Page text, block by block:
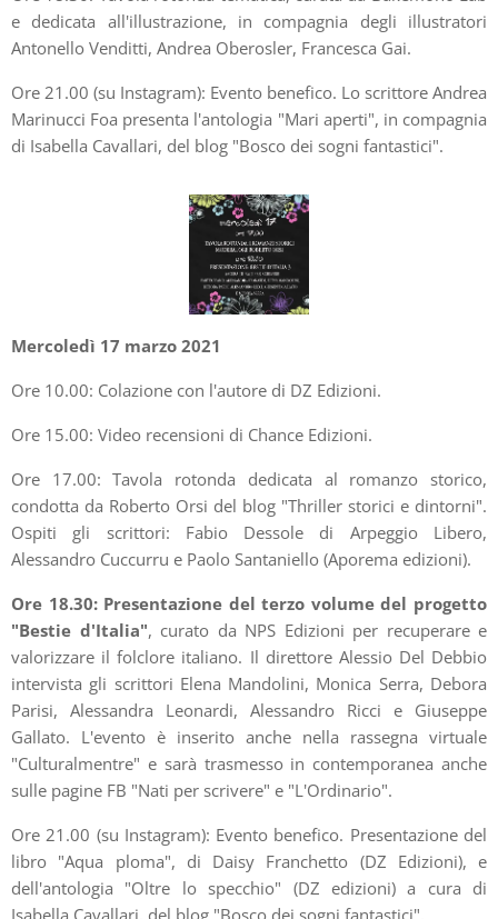
e dedicata all'illustrazione, in compagnia degli illustratori
Antonello Venditti, Andrea Oberosler, Francesca Gai.
Ore 21.00 (su Instagram): Evento benefico. Lo scrittore Andrea
Marinucci Foa presenta l'antologia "Mari aperti", in compagnia
di Isabella Cavallari, del blog "Bosco dei sogni fantastici".
Mercoledì 17 marzo 2021
Ore 10.00: Colazione con l'autore di DZ Edizioni.
Ore 15.00: Video recensioni di Chance Edizioni.
Ore 17.00: Tavola rotonda dedicata al romanzo storico,
condotta da Roberto Orsi del blog "Thriller storici e dintorni".
Ospiti gli scrittori: Fabio Dessole di Arpeggio Libero,
Alessandro Cuccurru e Paolo Santaniello (Aporema edizioni).
Ore 18.30: Presentazione del terzo volume del progetto
"Bestie d'Italia", curato da NPS Edizioni per recuperare e
valorizzare il folclore italiano. Il direttore Alessio Del Debbio
intervista gli scrittori Elena Mandolini, Monica Serra, Debora
Parisi, Alessandra Leonardi, Alessandro Ricci e Giuseppe
Gallato. L'evento è inserito anche nella rassegna virtuale
"Culturalmentre" e sarà trasmesso in contemporanea anche
sulle pagine FB "Nati per scrivere" e "L'Ordinario".
Ore 21.00 (su Instagram): Evento benefico. Presentazione del
libro "Aqua ploma", di Daisy Franchetto (DZ Edizioni), e
dell'antologia "Oltre lo specchio" (DZ edizioni) a cura di
Isabella Cavallari, del blog "Bosco dei sogni fantastici".